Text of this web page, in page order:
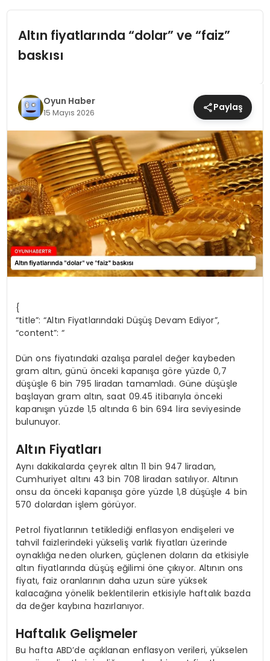
EKONOMI
EĞITIM
MAGAZIN
SAĞLIK
TEKNOLOJI
YAŞAM
Altın fiyatlarında “dolar” ve “faiz”
baskısı
Oyun Haber
15 Mayıs 2026 Paylaş
{
“title”: “Altın Fiyatlarındaki Düşüş Devam Ediyor”,
“content”: “
Dün ons fiyatındaki azalışa paralel değer kaybeden
gram altın, günü önceki kapanışa göre yüzde 0,7
düşüşle 6 bin 795 liradan tamamladı. Güne düşüşle
başlayan gram altın, saat 09.45 itibarıyla önceki
kapanışın yüzde 1,5 altında 6 bin 694 lira seviyesinde
bulunuyor.
Altın Fiyatları
Aynı dakikalarda çeyrek altın 11 bin 947 liradan,
Cumhuriyet altını 43 bin 708 liradan satılıyor. Altının
onsu da önceki kapanışa göre yüzde 1,8 düşüşle 4 bin
570 dolardan işlem görüyor.
Petrol fiyatlarının tetiklediği enflasyon endişeleri ve
tahvil faizlerindeki yükseliş varlık fiyatları üzerinde
oynaklığa neden olurken, güçlenen doların da etkisiyle
altın fiyatlarında düşüş eğilimi öne çıkıyor. Altının ons
fiyatı, faiz oranlarının daha uzun süre yüksek
kalacağına yönelik beklentilerin etkisiyle haftalık bazda
da değer kaybına hazırlanıyor.
Haftalık Gelişmeler
Bu hafta ABD’de açıklanan enflasyon verileri, yükselen